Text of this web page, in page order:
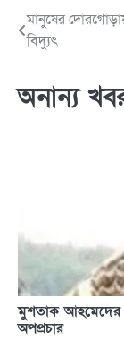
Post
navigation
মানুষের
বিদ্যুৎ
অনান্য
মুশতাক আহমেদের
অপপ্রচার